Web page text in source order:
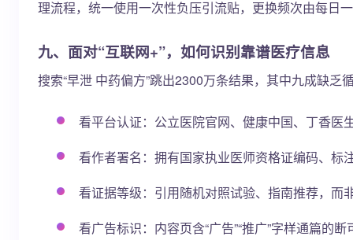
理流程，统一使用一次性负压引流贴，更换频次由每日
九、面对“互联网+”，如何识别靠谱医疗信息
搜索“早泄 中药偏方”跳出2300万条结果，其中九成缺乏
看平台认证：公立医院官网、健康中国、丁香医
看作者署名：拥有国家执业医师资格证编码、标
看证据等级：引用随机对照试验、指南推荐，而
看广告标识：内容页含“广告”“推广”字样通篇的断